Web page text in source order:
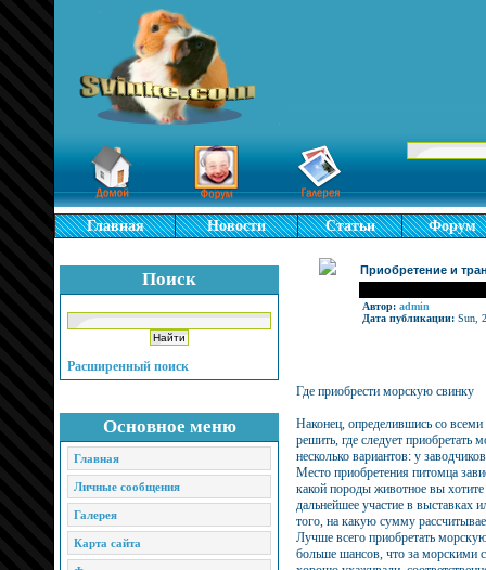
Главная Новости Статьи Форум
Поиск
Расширенный поиск
Основное меню
Главная
Личные сообщения
Галерея
Карта сайта
Приобретение и
Автор: admin
Дата публикации: Sun,
Где приобрести морскую свинку
Наконец, определившись со
решить, где следует
несколько вариантов: у
Место приобретения питомца
какой породы животное вы
дальнейшее участие в выставках
того, на какую сумму
Лучше всего приобретать
больше шансов, что за морскими